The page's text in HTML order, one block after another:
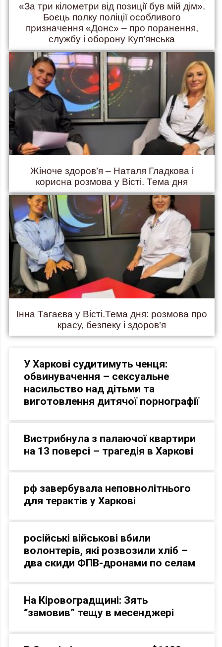
«За три кілометри від позиції був мій дім».
Боєць полку поліції особливого
призначення «Донс» – про поранення,
службу і оборону Куп’янська
Жіноче здоров’я – Наталя Гладкова і
корисна розмова у Вісті. Тема дня
Інна Тагаєва у Вісті.Тема дня: розмова про
красу, безпеку і здоров’я
У Харкові судитимуть ченця:
обвинувачення – сексуальне
насильство над дітьми та
виготовлення дитячої порнографії
Вистрибнула з палаючої квартири
на 13 поверсі – трагедія в Харкові
рф завербувала неповнолітнього
для терактів у Харкові
російські військові вбили
волонтерів, які розвозили хліб –
два скиди ФПВ-дронами по селам
На Кіровоградщині: Зять
“замовив” тещу в месенджері